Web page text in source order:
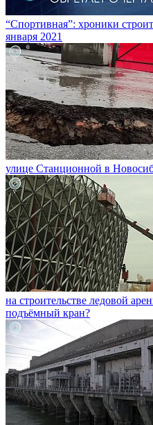
“Спортивная”: хроники
января 2021
улице Станционной в
на строительстве ледовой
подъёмный кран?